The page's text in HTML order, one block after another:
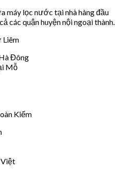
máy lọc nước tại nhà hàng đầu
các quận huyện nội ngoại thành.
Liêm
Đông
Mỗ
Kiếm
Việt